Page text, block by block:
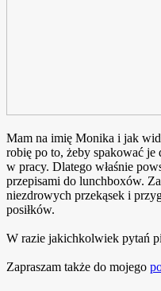
Mam na imię Monika i jak
robię po to, żeby spakować je
w pracy. Dlatego właśnie
przepisami do lunchboxów.
niezdrowych przekąsek i
posiłków.
W razie jakichkolwiek pytań
Zapraszam także do mojego